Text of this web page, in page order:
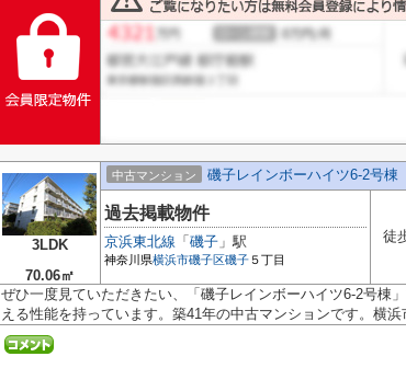
3LDK
70.06㎡
中古マンション 磯子レインボーハイツ6-2号棟
過去掲載物件
京浜東北線 「 磯子 」駅
神奈川県横浜市磯子区磯子 ５丁目
徒
ぜひ一度見ていただきたい、「磯子レインボーハイツ6-2号棟
える性能を持っています。築41年の中古マンションです。横